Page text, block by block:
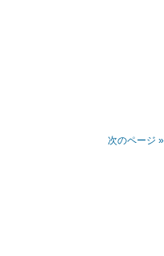
次のページ »